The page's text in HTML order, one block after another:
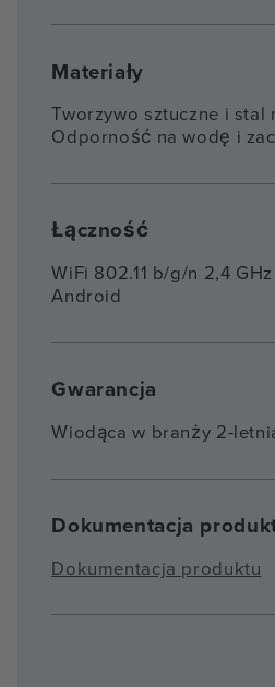
Materiały
Tworzywo sztuczne i stal
Odporność na wodę i
Łączność
WiFi 802.11 b/g/n 2,4
Android
Gwarancja
Wiodąca w branży 2-
Dokumentacja
Dokumentacja produktu